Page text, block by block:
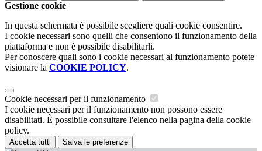
Gestione cookie
In questa schermata è possibile scegliere quali cookie consentire.
I cookie necessari sono quelli che consentono il funzionamento della
piattaforma e non è possibile disabilitarli.
Per conoscere quali sono i cookie necessari al funzionamento potete
visionare la COOKIE POLICY.
Cookie necessari per il funzionamento
I cookie necessari per il funzionamento non possono essere
disabilitati. È possibile consultare l'elenco nella pagina della cookie
policy.
Accetta tutti Salva le preferenze